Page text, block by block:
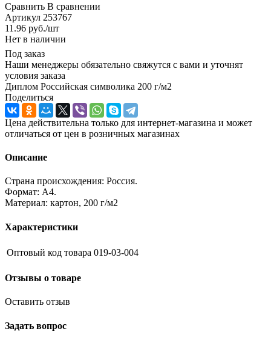
Сравнить В сравнении
Артикул 253767
11.96 руб./шт
Нет в наличии
Под заказ
Наши менеджеры обязательно свяжутся с вами и уточнят
условия заказа
Диплом Российская символика 200 г/м2
Поделиться
Цена действительна только для интернет-магазина и может
отличаться от цен в розничных магазинах
Описание
Страна происхождения: Россия.
Формат: А4.
Материал: картон, 200 г/м2
Характеристики
Оптовый код товара 019-03-004
Отзывы о товаре
Оставить отзыв
Задать вопрос